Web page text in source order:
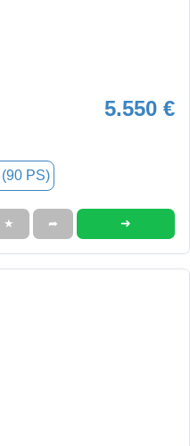
5.550 €
PS)
★ ➦ ➜